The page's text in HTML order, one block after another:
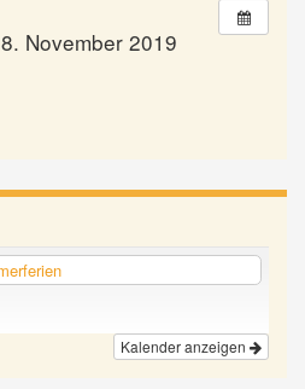
November 2019
Kalender anzeigen